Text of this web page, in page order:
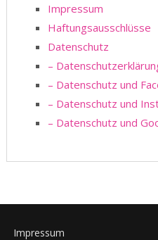
Impressum
Haftungsausschlüsse
Datenschutz
–
– Datenschutz und
– Datenschutz und
– Datenschutz und
Impressum